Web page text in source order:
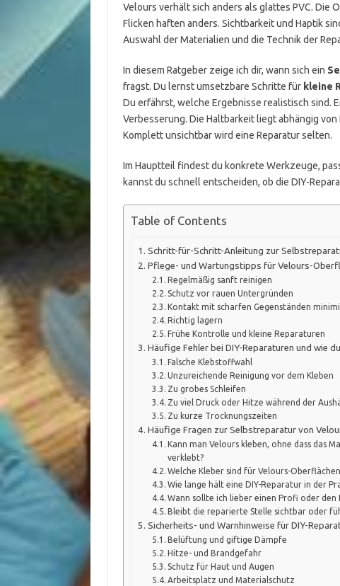
Velours verhält sich anders als glattes PVC. Die
Flicken haften anders. Sichtbarkeit und Haptik
Auswahl der Materialien und die Technik der
In diesem Ratgeber zeige ich dir, wann sich ein
fragst. Du lernst umsetzbare Schritte für kleine
Du erfährst, welche Ergebnisse realistisch sind.
Verbesserung. Die Haltbarkeit liegt abhängig
Komplett unsichtbar wird eine Reparatur selten.
Im Hauptteil findest du konkrete Werkzeuge,
kannst du schnell entscheiden, ob die DIY-
Table of Contents
Schritt-für-Schritt-Anleitung zur
Pflege- und Wartungstipps für Velours-
Regelmäßig sanft reinigen
Schutz vor rauen Untergründen
Kontakt mit scharfen Gegenständen
Richtig lagern
Frühe Kontrolle und kleine Reparaturen
Häufige Fehler bei DIY-Reparaturen und wie
Falsche Klebstoffwahl
Unzureichende Reinigung vor dem Kleben
Zu grobes Schleifen
Zu viel Druck oder Hitze während der
Zu kurze Trocknungszeiten
Häufige Fragen zur Selbstreparatur von
Kann man Velours kleben, ohne dass das
verklebt?
Welche Kleber sind für Velours-
Wie lange hält eine DIY-Reparatur in der
Wann sollte ich lieber einen Profi oder
Bleibt die reparierte Stelle sichtbar oder
Sicherheits- und Warnhinweise für DIY-
Belüftung und giftige Dämpfe
Hitze- und Brandgefahr
Schutz für Haut und Augen
Arbeitsplatz und Materialschutz